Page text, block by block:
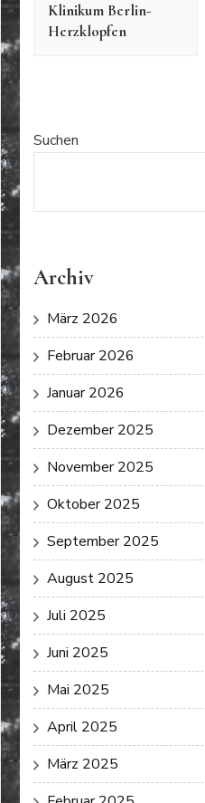
Klinikum Berlin-
Herzklopfen
Suchen
Archiv
März 2026
Februar 2026
Januar 2026
Dezember 2025
November 2025
Oktober 2025
September 2025
August 2025
Juli 2025
Juni 2025
Mai 2025
April 2025
März 2025